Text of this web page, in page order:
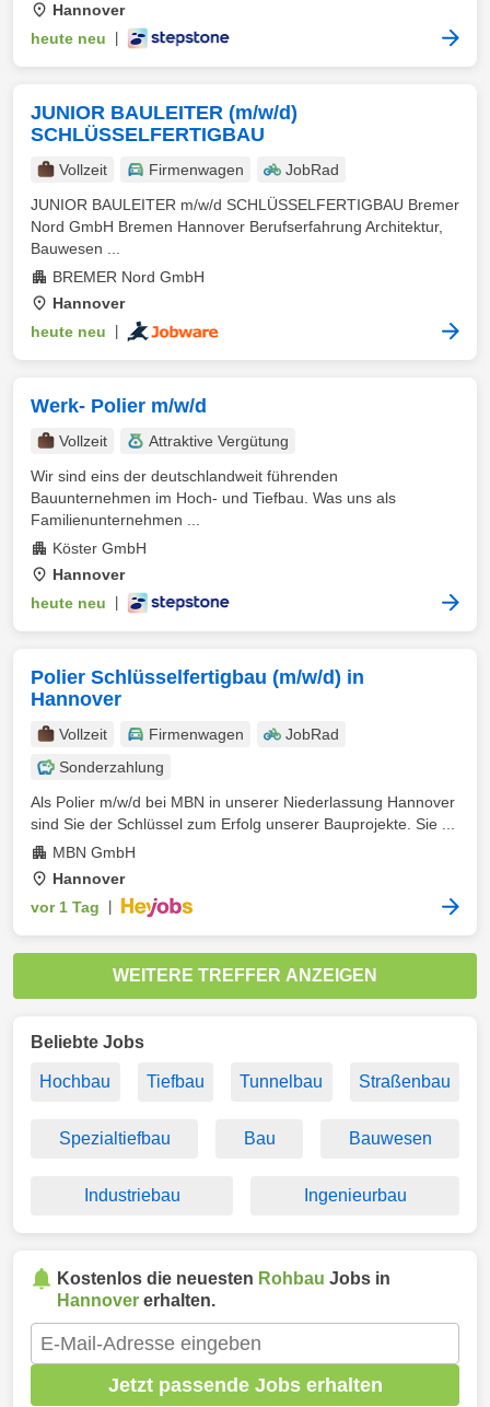
Hannover
heute neu
JUNIOR BAULEITER (m/w/d)
SCHLÜSSELFERTIGBAU
Vollzeit Firmenwagen
JobRad
JUNIOR BAULEITER m/w/d SCHLÜSSELFERTIGBAU Bremer
Nord GmbH Bremen Hannover Berufserfahrung Architektur,
Bauwesen ...
BREMER Nord GmbH
Hannover
heute neu
Werk- Polier m/w/d
Vollzeit
Attraktive Vergütung
Wir sind eins der deutschlandweit führenden
Bauunternehmen im Hoch- und Tiefbau. Was uns als
Familienunternehmen ...
Köster GmbH
Hannover
heute neu
Polier Schlüsselfertigbau (m/w/d) in
Hannover
Vollzeit Firmenwagen
JobRad
Sonderzahlung
Als Polier m/w/d bei MBN in unserer Niederlassung Hannover
sind Sie der Schlüssel zum Erfolg unserer Bauprojekte. Sie ...
MBN GmbH
Hannover
vor 1 Tag
WEITERE TREFFER ANZEIGEN
Beliebte Jobs
Hochbau Tiefbau Tunnelbau Straßenbau
Spezialtiefbau Bau Bauwesen
Industriebau Ingenieurbau
Kostenlos die neuesten Rohbau Jobs in
Hannover erhalten.
Jetzt passende Jobs erhalten